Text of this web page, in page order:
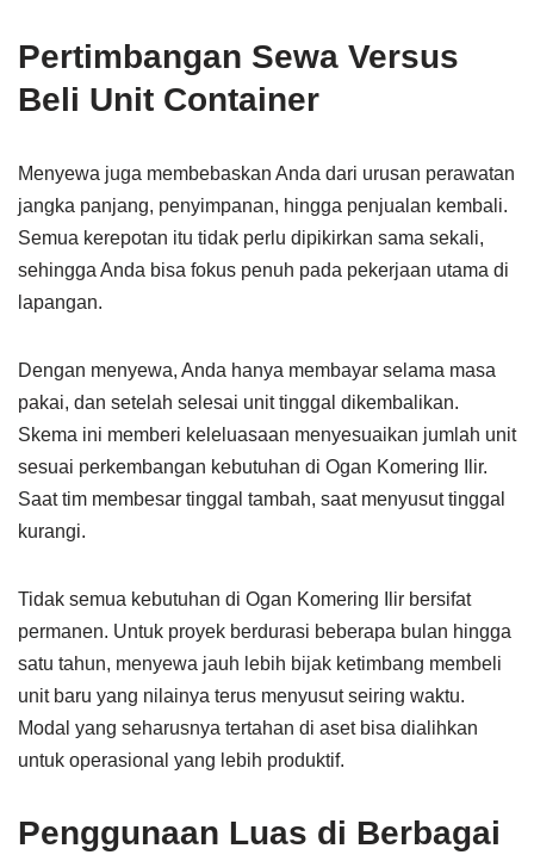
Pertimbangan Sewa Versus
Beli Unit Container
Menyewa juga membebaskan Anda dari urusan perawatan
jangka panjang, penyimpanan, hingga penjualan kembali.
Semua kerepotan itu tidak perlu dipikirkan sama sekali,
sehingga Anda bisa fokus penuh pada pekerjaan utama di
lapangan.
Dengan menyewa, Anda hanya membayar selama masa
pakai, dan setelah selesai unit tinggal dikembalikan.
Skema ini memberi keleluasaan menyesuaikan jumlah unit
sesuai perkembangan kebutuhan di Ogan Komering Ilir.
Saat tim membesar tinggal tambah, saat menyusut tinggal
kurangi.
Tidak semua kebutuhan di Ogan Komering Ilir bersifat
permanen. Untuk proyek berdurasi beberapa bulan hingga
satu tahun, menyewa jauh lebih bijak ketimbang membeli
unit baru yang nilainya terus menyusut seiring waktu.
Modal yang seharusnya tertahan di aset bisa dialihkan
untuk operasional yang lebih produktif.
Penggunaan Luas di Berbagai